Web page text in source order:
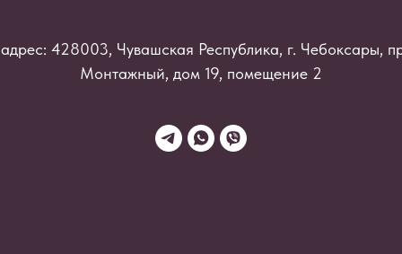
428003, Чувашская Республика, г. Чебоксары,
Монтажный, дом 19, помещение 2